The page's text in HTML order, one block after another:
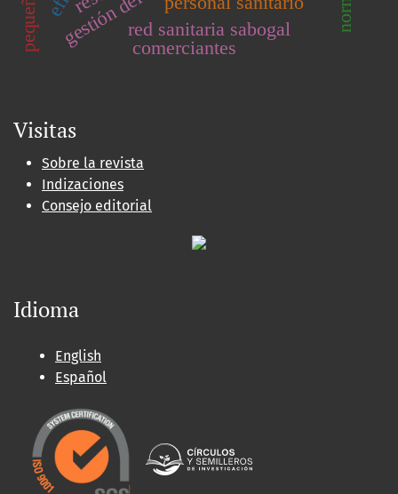
red sanitaria sabogal
comerciantes
Visitas
Sobre la revista
Indizaciones
Consejo editorial
Idioma
English
Español